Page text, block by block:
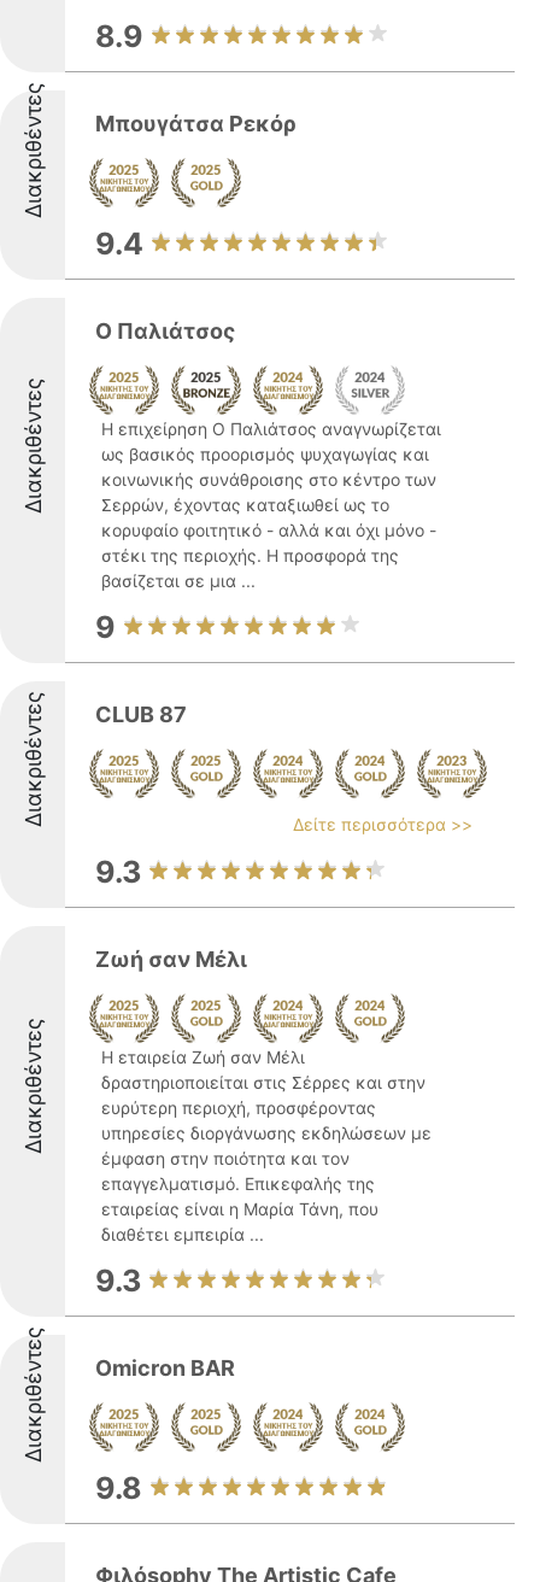
8.9
Διακριθέντες Μπουγάτσα Ρεκόρ
9.4
Διακριθέντες
Ο Παλιάτσος
Η επιχείρηση Ο Παλιάτσος αναγνωρίζεται
ως βασικός προορισμός ψυχαγωγίας και
κοινωνικής συνάθροισης στο κέντρο των
Σερρών, έχοντας καταξιωθεί ως το
κορυφαίο φοιτητικό - αλλά και όχι μόνο -
στέκι της περιοχής. Η προσφορά της
βασίζεται σε μια ...
9
Διακριθέντες CLUB 87
Δείτε περισσότερα >>
9.3
Διακριθέντες
Ζωή σαν Μέλι
Η εταιρεία Ζωή σαν Μέλι
δραστηριοποιείται στις Σέρρες και στην
ευρύτερη περιοχή, προσφέροντας
υπηρεσίες διοργάνωσης εκδηλώσεων με
έμφαση στην ποιότητα και τον
επαγγελματισμό. Επικεφαλής της
εταιρείας είναι η Μαρία Τάνη, που
διαθέτει εμπειρία ...
9.3
Διακριθέντες Omicron BAR
9.8
Φιλόsophy The Artistic Cafe